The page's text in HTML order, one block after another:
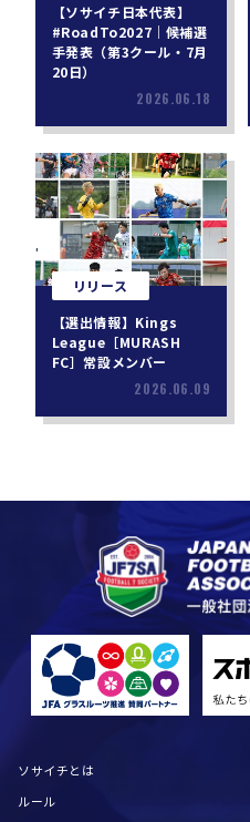
【ソサイチ日本代表】
#RoadTo2027｜候補選
手発表（第3クール・7月
20日）
2026.06.18
リリース
【選出情報】Kings
League［MURASH
FC］常設メンバー
2026.06.09
ソサイチとは
ルール